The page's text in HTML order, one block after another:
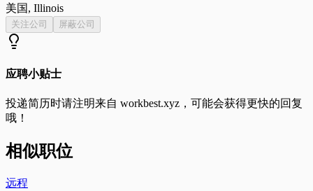
美国, Illinois
关注公司 屏蔽公司
应聘小贴士
投递简历时请注明来自 workbest.xyz ，可能会获得更快的回复
哦！
相似职位
远程